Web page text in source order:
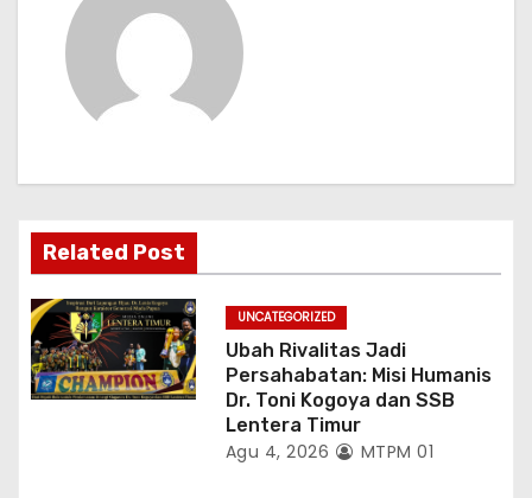
Related Post
UNCATEGORIZED
Ubah Rivalitas Jadi
Persahabatan: Misi Humanis
Dr. Toni Kogoya dan SSB
Lentera Timur
Agu 4, 2026 MTPM 01